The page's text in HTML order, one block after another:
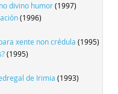
divino humor(1997)
(1996)
xente non crédula (1995)
(1995)
de Irimia (1993)